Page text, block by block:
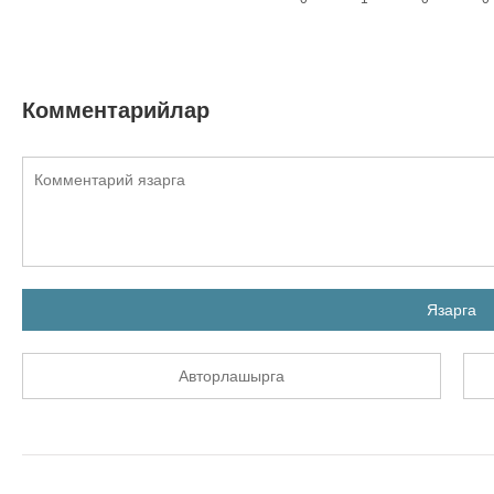
Комментарийлар
Язарга
Авторлашырга